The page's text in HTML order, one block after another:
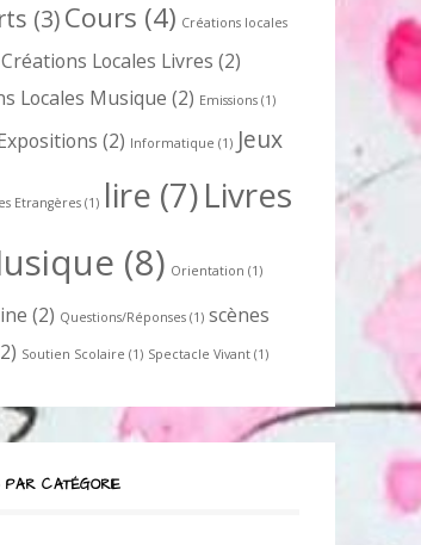
(3)Cours (4) Créations locales
Créations Locales Livres (2)
Locales Musique (2) Emissions (1)
(2) Informatique (1) Jeux
Etrangères (1) lire (7)Livres
(8) Orientation (1)
(2) Questions/Réponses (1) scènes
Soutien Scolaire (1) Spectacle Vivant (1)
CATÉGORIE